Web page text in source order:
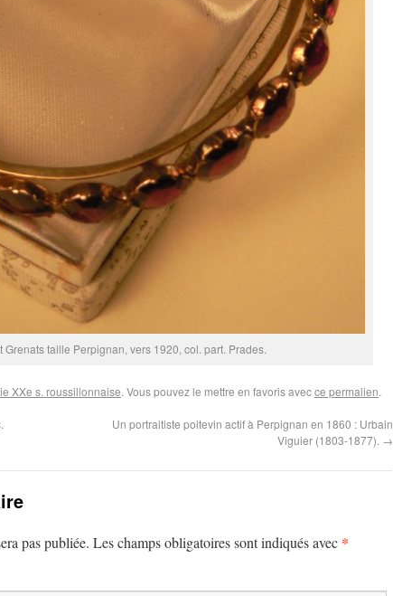
Grenats taille Perpignan, vers 1920, col. part. Prades.
XXe s. roussillonnaise. Vous pouvez le mettre en favoris avecce permalien.
Un portraitiste poitevin actif à Perpignan en 1860 : Urbain
Viguier (1803-1877). →
pas publiée. Les champs obligatoires sont indiqués avec *